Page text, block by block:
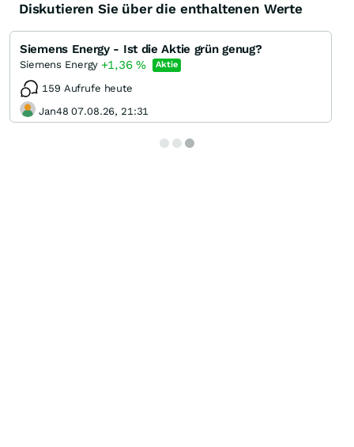
Diskutieren Sie über die enthaltenen Werte
Siemens Energy - Ist die Aktie grün genug?
Siemens Energy +1,36% Aktie
159 Aufrufe heute
Jan48 07.08.26, 21:31